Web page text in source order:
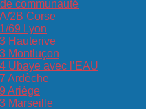
communauté
2B Corse
69 Lyon
Hauterive
Montluçon
Ubaye avec l’EAU
Ardèche
Ariège
Marseille